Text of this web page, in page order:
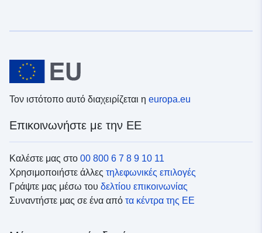
Τον ιστότοπο αυτό διαχειρίζεται η europa.eu
Επικοινωνήστε με την ΕΕ
Καλέστε μας στο 00 800 6 7 8 9 10 11
Χρησιμοποιήστε άλλες τηλεφωνικές επιλογές
Γράψτε μας μέσω του δελτίου επικοινωνίας
Συναντήστε μας σε ένα από τα κέντρα της ΕΕ